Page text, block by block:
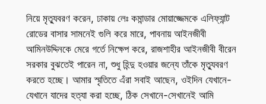
নিয়ে মৃত্যুবরণ করেন, ঢাকায় লেঃ কমান্ডার মোয়াজ্জেমকে এলিফ্যান্ট
রোডের বাসার সামনেই গুলি করে মারে, পাবনায় আইনজীবী
আমিনউদ্দিনকে মেরে গর্তে নিক্ষেপ করে, রাজশাহীর আইনজীবী বীরেন
সরকার বুঝতেই পারেন না, শুধু হিন্দু হওয়ার জন্যে তাঁকে মৃত্যুবরণ
করতে হচ্ছে। আমার স্মৃতিতে এঁরা সবাই আছেন, ওইদিন যেখানে-
যেখানে যাদের হত্যা করা হচ্ছে, ঠিক সেখানে-সেখানেই আমি